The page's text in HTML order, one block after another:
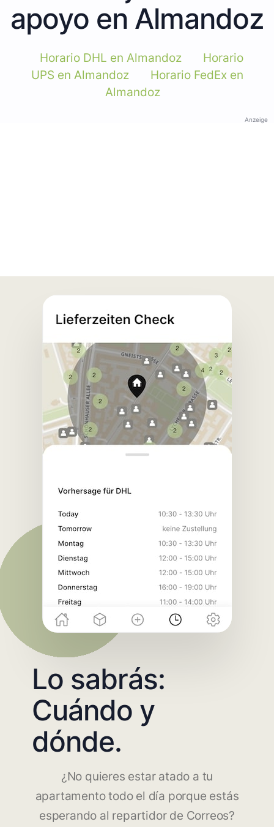
apoyo en Almandoz
Horario DHL en Almandoz
Horario
UPS en Almandoz
Horario FedEx en
Almandoz
Anzeige
Lo sabrás:
Cuándo y
dónde.
¿No quieres estar atado a tu
apartamento todo el día porque estás
esperando al repartidor de Correos?